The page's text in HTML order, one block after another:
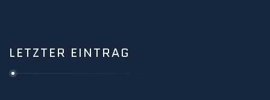
LETZTER EINTRAG